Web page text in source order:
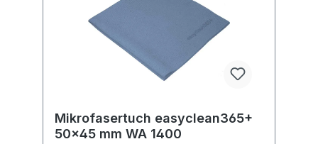
Mikrofasertuch easyclean365+
50x45 mm WA 1400